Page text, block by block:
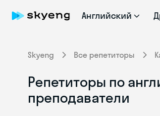
Английский
Skyeng Все репетиторы
Репетиторы по
преподаватели